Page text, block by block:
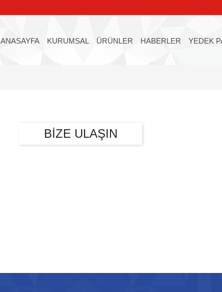
ANASAYFA KURUMSAL ÜRÜNLER HABERLER YEDEK
BİZE ULAŞIN